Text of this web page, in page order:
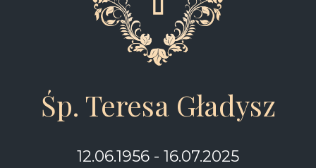
Śp. Teresa Gładysz
12.06.1956 - 16.07.2025